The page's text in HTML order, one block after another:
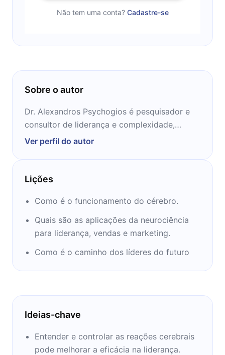
Não tem uma conta? Cadastre-se
Sobre o autor
Dr. Alexandros Psychogios é pesquisador e
consultor de liderança e complexidade,
comportamento organizacional, mudanças e
Ver perfil do autor
Lições
Como é o funcionamento do cérebro.
Quais são as aplicações da neurociência
para liderança, vendas e marketing.
Como é o caminho dos líderes do futuro
Ideias-chave
Entender e controlar as reações cerebrais
pode melhorar a eficácia na liderança.